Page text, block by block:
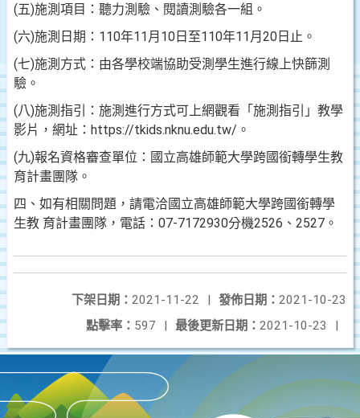
(五)施測項目：聽力測驗、閱讀測驗各一組。
(六)施測日期：110年11月10日至110年11月20日止。
(七)施測方式：由各學校端協助受測學生進行線上快篩測
驗。
(八)施測指引：施測進行方式可上網觀看「施測指引」教學
影片，網址：https://tkids.nknu.edu.tw/。
(九)報名資格審查單位：國立高雄師範大學跨國銜轉學生教
育計畫團隊。
四、如有相關問題，請電洽國立高雄師範大學跨國銜轉學
生教 育計畫團隊，電話：07-7172930分機2526、2527。
發佈日期： 2021-10-23
下架日期： 2021-11-22
|
最後更新日期： 2021-10-23 |
點擊率： 597 |